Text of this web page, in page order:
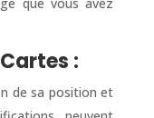
:
de sa position et